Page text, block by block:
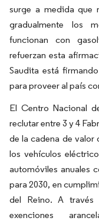
surge a medida que
gradualmente los
funcionan con
refuerzan esta
Saudita está
para proveer al país
El Centro Nacional
reclutar entre 3 y 4
de la cadena de
los vehículos
automóviles anuales
para 2030, en
del Reino. A través
exenciones